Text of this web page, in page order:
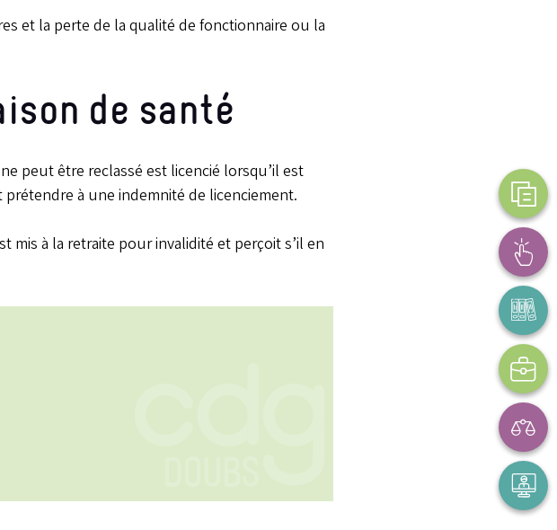
et la perte de la qualité de fonctionnaire ou la
de santé
peut être reclassé est licencié lorsqu’il est
à une indemnité de licenciement.
mis à la retraite pour invalidité et perçoit s’il en